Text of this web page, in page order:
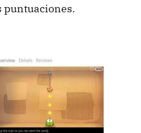
puntuaciones.